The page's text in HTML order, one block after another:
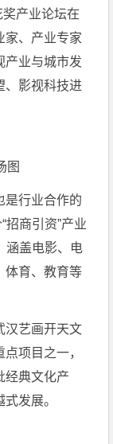
产业论坛在
家、产业专家
产业与城市发
、影视科技进
图
是行业合作的
招商引资”产业
涵盖电影、电
体育、教育等
汉艺画开天文
项目之一，
经典文化产
发展。